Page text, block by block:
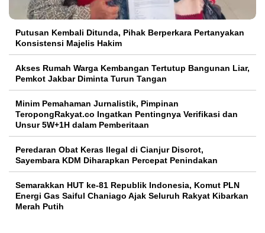
Putusan Kembali Ditunda, Pihak Berperkara Pertanyakan
Konsistensi Majelis Hakim
Akses Rumah Warga Kembangan Tertutup Bangunan Liar,
Pemkot Jakbar Diminta Turun Tangan
Minim Pemahaman Jurnalistik, Pimpinan
TeropongRakyat.co Ingatkan Pentingnya Verifikasi dan
Unsur 5W+1H dalam Pemberitaan
Peredaran Obat Keras Ilegal di Cianjur Disorot,
Sayembara KDM Diharapkan Percepat Penindakan
Semarakkan HUT ke-81 Republik Indonesia, Komut PLN
Energi Gas Saiful Chaniago Ajak Seluruh Rakyat Kibarkan
Merah Putih